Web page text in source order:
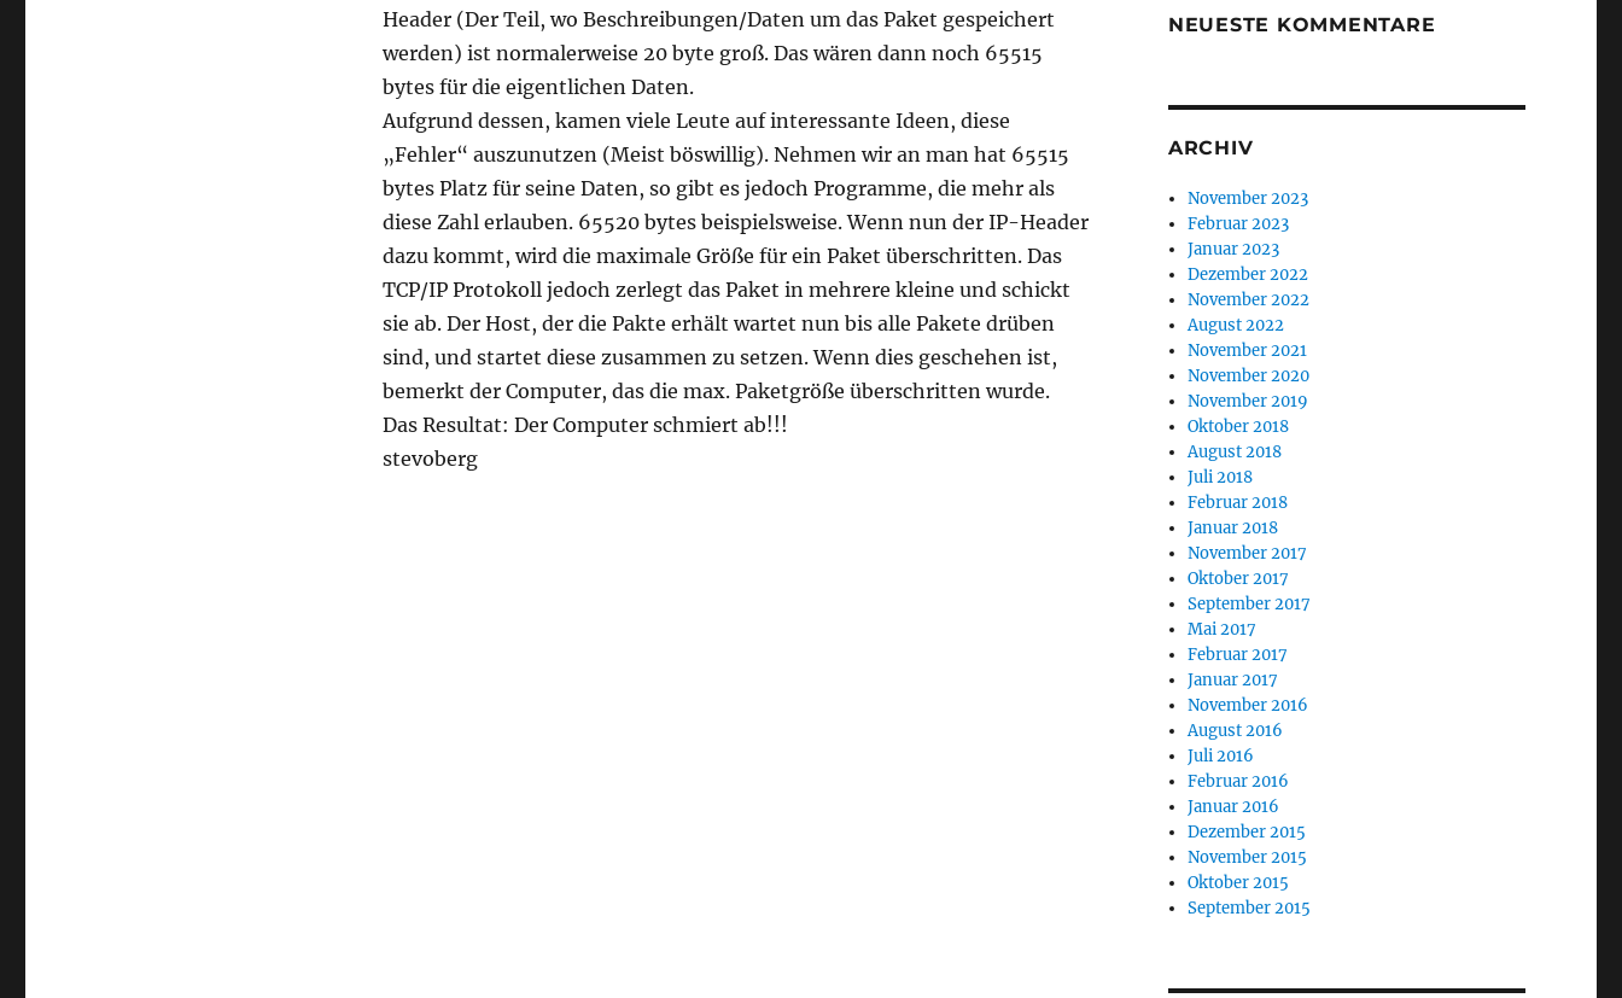
Header (Der Teil, wo Beschreibungen/Daten um das Paket gespeichert
werden) ist normalerweise 20 byte groß. Das wären dann noch 65515
bytes für die eigentlichen Daten.
Aufgrund dessen, kamen viele Leute auf interessante Ideen, diese
„Fehler“ auszunutzen (Meist böswillig). Nehmen wir an man hat 65515
bytes Platz für seine Daten, so gibt es jedoch Programme, die mehr als
diese Zahl erlauben. 65520 bytes beispielsweise. Wenn nun der IP-Header
dazu kommt, wird die maximale Größe für ein Paket überschritten. Das
TCP/IP Protokoll jedoch zerlegt das Paket in mehrere kleine und schickt
sie ab. Der Host, der die Pakte erhält wartet nun bis alle Pakete drüben
sind, und startet diese zusammen zu setzen. Wenn dies geschehen ist,
bemerkt der Computer, das die max. Paketgröße überschritten wurde.
Das Resultat: Der Computer schmiert ab!!!
stevoberg
NEUESTE KOMMENTARE
ARCHIV
November 2023
Februar 2023
Januar 2023
Dezember 2022
November 2022
August 2022
November 2021
November 2020
November 2019
Oktober 2018
August 2018
Juli 2018
Februar 2018
Januar 2018
November 2017
Oktober 2017
September 2017
Mai 2017
Februar 2017
Januar 2017
November 2016
August 2016
Juli 2016
Februar 2016
Januar 2016
Dezember 2015
November 2015
Oktober 2015
September 2015